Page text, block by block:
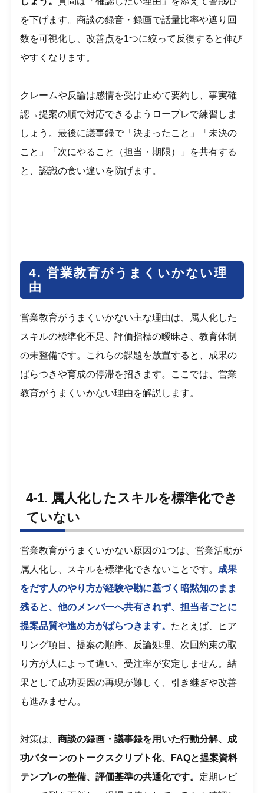
を下げます。商談の録音・録画で話量比率や遮り回
数を可視化し、改善点を1つに絞って反復すると伸び
やすくなります。
クレームや反論は感情を受け止めて要約し、事実確
認→提案の順で対応できるようロープレで練習しま
しょう。最後に議事録で「決まったこと」「未決の
こと」「次にやること（担当・期限）」を共有する
と、認識の食い違いを防げます。
4. 営業教育がうまくいかない理
由
営業教育がうまくいかない主な理由は、属人化した
スキルの標準化不足、評価指標の曖昧さ、教育体制
の未整備です。これらの課題を放置すると、成果の
ばらつきや育成の停滞を招きます。ここでは、営業
教育がうまくいかない理由を解説します。
4-1. 属人化したスキルを標準化でき
ていない
営業教育がうまくいかない原因の1つは、営業活動が
属人化し、スキルを標準化できないことです。 成果
をだす人のやり方が経験や勘に基づく暗黙知のまま
残ると、他のメンバーへ共有されず、担当者ごとに
提案品質や進め方がばらつきます。 たとえば、ヒア
リング項目、提案の順序、反論処理、次回約束の取
り方が人によって違い、受注率が安定しません。結
果として成功要因の再現が難しく、引き継ぎや改善
も進みません。
対策は、商談の録画・議事録を用いた行動分解、成
功パターンのトークスクリプト化、FAQと提案資料
テンプレの整備、評価基準の共通化です。 定期レビ